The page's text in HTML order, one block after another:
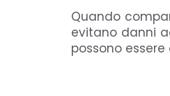
Quando
evitano danni
possono